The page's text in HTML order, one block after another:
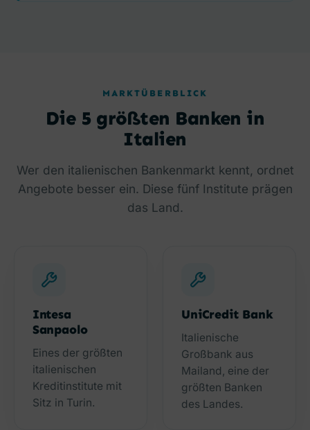
MARKTÜBERBLICK
Die 5 größten Banken in
Italien
Wer den italienischen Bankenmarkt kennt, ordnet
Angebote besser ein. Diese fünf Institute prägen
das Land.
Intesa
Sanpaolo
Eines der größten
italienischen
Kreditinstitute mit
Sitz in Turin.
UniCredit Bank
Italienische
Großbank aus
Mailand, eine der
größten Banken
des Landes.